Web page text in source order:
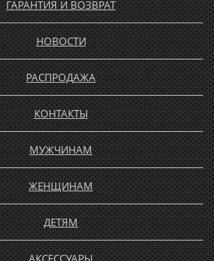
ГАРАНТИЯ И ВОЗВРАТ
НОВОСТИ
РАСПРОДАЖА
КОНТАКТЫ
МУЖЧИНАМ
ЖЕНЩИНАМ
ДЕТЯМ
АКСЕССУАРЫ